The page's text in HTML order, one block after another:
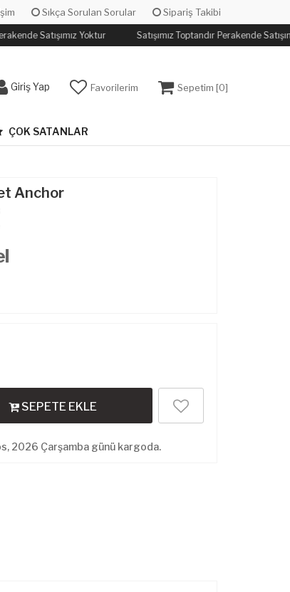
Sıkça Sorulan Sorular Sipariş Takibi
Satışımız Yoktur Satışımız Toptandır Perakende
Giriş Yap Favorilerim Sepetim [0]
ÇOK SATANLAR
Anchor
SEPETE EKLE
2026 Çarşamba günü kargoda.